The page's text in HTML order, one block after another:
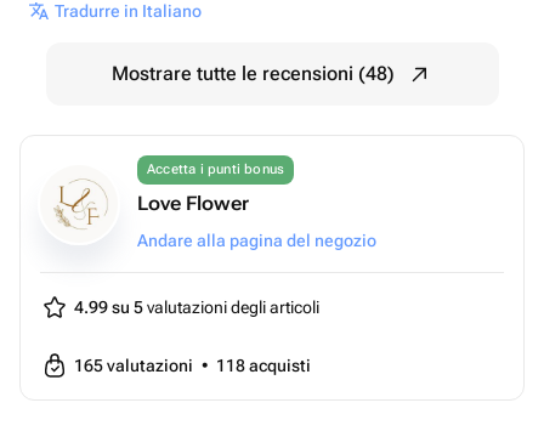
Tradurre in Italiano
Mostrare tutte le recensioni (48)
Accetta i punti bonus
Love Flower
Andare alla pagina del negozio
4.99 su 5valutazioni degli articoli
165valutazioni • 118acquisti